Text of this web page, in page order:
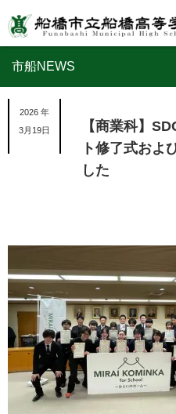
市船NEWS
2026 年
3月19日
【商業科】
ト修了式およ
した